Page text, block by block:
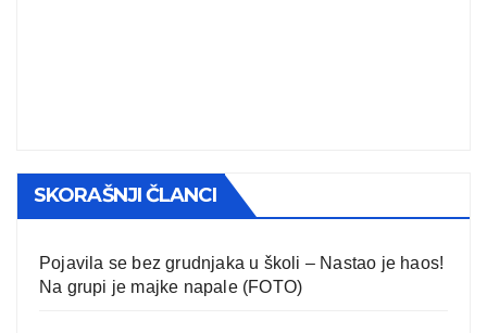
SKORAŠNJI ČLANCI
Pojavila se bez grudnjaka u školi – Nastao je haos!
Na grupi je majke napale (FOTO)